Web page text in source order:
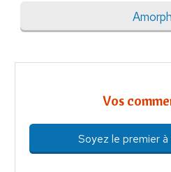
Vos
Soyez le premier à